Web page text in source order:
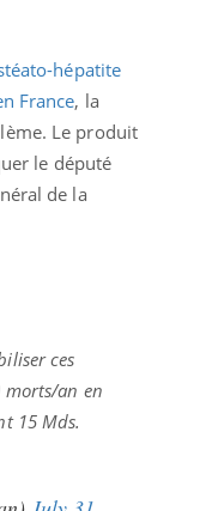
hépatite
France, la
Le produit
le député
de la
ces
morts/an en
15 Mds.